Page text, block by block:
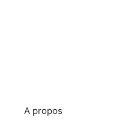
A propos